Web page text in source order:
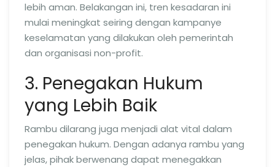
lebih aman. Belakangan ini, tren kesadaran ini
mulai meningkat seiring dengan kampanye
keselamatan yang dilakukan oleh pemerintah
dan organisasi non-profit.
3. Penegakan Hukum
yang Lebih Baik
Rambu dilarang juga menjadi alat vital dalam
penegakan hukum. Dengan adanya rambu yang
jelas, pihak berwenang dapat menegakkan